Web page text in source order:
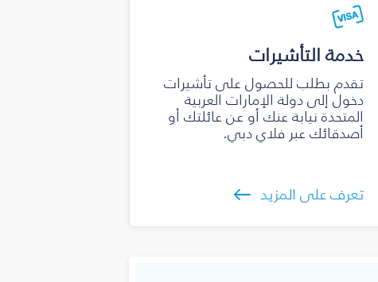
خدمة التأشيرات
تقدم بطلب للحصول على تأشيرات
دخول إلى دولة الإمارات العربية
المتحدة نيابة عنك أو عن عائلتك أو
أصدقائك عبر فلاي دبي.
تعرف على المزيد